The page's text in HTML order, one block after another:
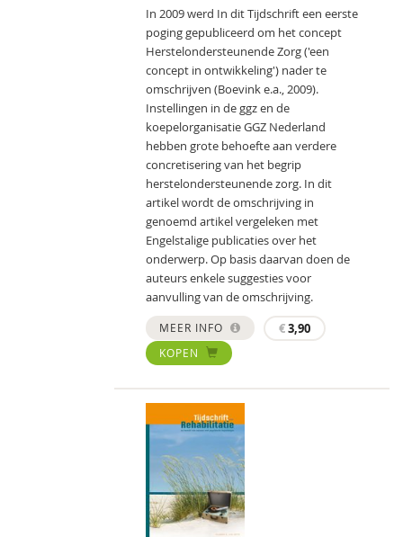
In 2009 werd In dit Tijdschrift een eerste
poging gepubliceerd om het concept
Herstelondersteunende Zorg ('een
concept in ontwikkeling') nader te
omschrijven (Boevink e.a., 2009).
Instellingen in de ggz en de
koepelorganisatie GGZ Nederland
hebben grote behoefte aan verdere
concretisering van het begrip
herstelondersteunende zorg. In dit
artikel wordt de omschrijving in
genoemd artikel vergeleken met
Engelstalige publicaties over het
onderwerp. Op basis daarvan doen de
auteurs enkele suggesties voor
aanvulling van de omschrijving.
MEER INFO €3,90
KOPEN